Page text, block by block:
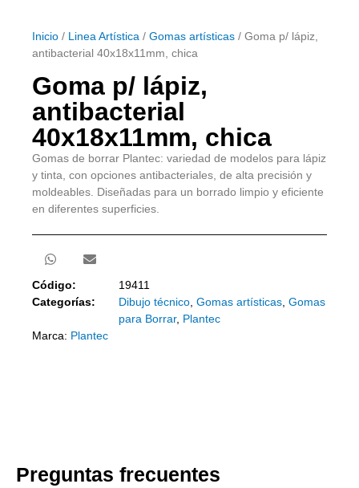
Inicio / Linea Artística / Gomas artísticas / Goma p/ lápiz,
antibacterial 40x18x11mm, chica
Goma p/ lápiz,
antibacterial
40x18x11mm, chica
Gomas de borrar Plantec: variedad de modelos para lápiz
y tinta, con opciones antibacteriales, de alta precisión y
moldeables. Diseñadas para un borrado limpio y eficiente
en diferentes superficies.
Código:
19411
Categorías:
Dibujo técnico, Gomas artísticas, Gomas
para Borrar, Plantec
Marca: Plantec
Preguntas frecuentes